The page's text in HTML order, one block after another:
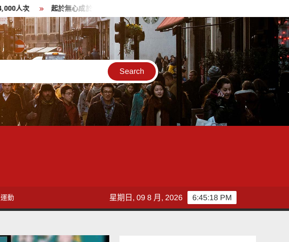
起於無心成於熱愛 王貴嬋現代水墨個展
運動 6:45:20 PM
星期日, 09 8 月, 2026